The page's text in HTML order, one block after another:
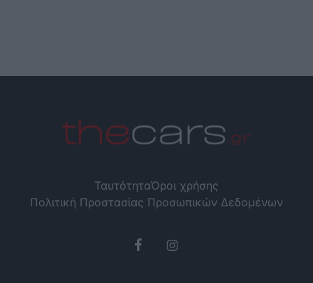
ΤαυτότηταΌροι χρήσης
Πολιτική Προστασίας Προσωπικών Δεδομένων